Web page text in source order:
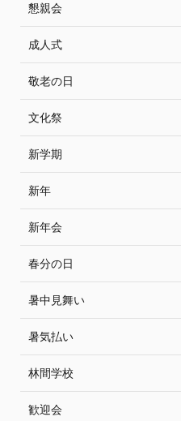
懇親会
成人式
敬老の日
文化祭
新学期
新年
新年会
春分の日
暑中見舞い
暑気払い
林間学校
歓迎会